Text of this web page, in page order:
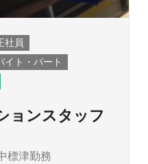
社員
イト・パート
ョンスタッフ
標津勤務